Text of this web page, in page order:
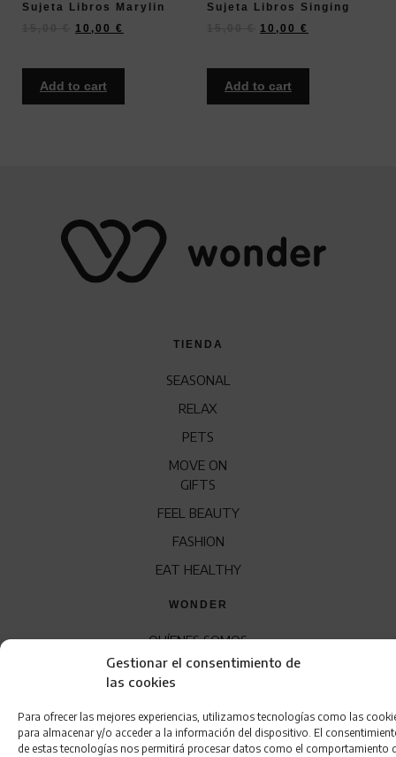
Gestionar el consentimiento de
las cookies
Para ofrecer las mejores experiencias, utilizamos tecnologías como las
para almacenar y/o acceder a la información del dispositivo. El
de estas tecnologías nos permitirá procesar datos como el comportamiento
Sujeta Libros Marylin
10,00 €
Add to cart
Sujeta Libros Singing
10,00 €
Add to cart
TIENDA
SEASONAL
RELAX
PETS
MOVE ON
GIFTS
FEEL BEAUTY
FASHION
EAT HEALTHY
WONDER
QUÍENES SOMOS
CONTACTO